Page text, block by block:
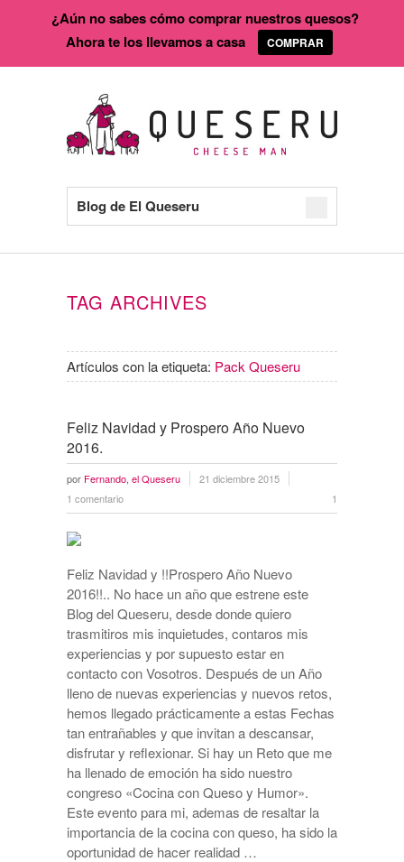
Blog de El Queseru
TAG ARCHIVES
Artículos con la etiqueta: Pack Queseru
Feliz Navidad y Prospero Año Nuevo
2016.
por Fernando, el Queseru
21 diciembre 2015
1 comentario
1
Feliz Navidad y !!Prospero Año Nuevo
2016!!.. No hace un año que estrene este
Blog del Queseru, desde donde quiero
trasmitiros mis inquietudes, contaros mis
experiencias y por supuesto estar en
contacto con Vosotros. Después de un Año
lleno de nuevas experiencias y nuevos retos,
hemos llegado prácticamente a estas Fechas
tan entrañables y que invitan a descansar,
disfrutar y reflexionar. Si hay un Reto que me
ha llenado de emoción ha sido nuestro
congreso «Cocina con Queso y Humor».
Este evento para mi, ademas de resaltar la
importancia de la cocina con queso, ha sido la
oportunidad de hacer realidad …
¿Aún no sabes cómo comprar nuestros quesos?
Ahora te los llevamos a casa
COMPRAR